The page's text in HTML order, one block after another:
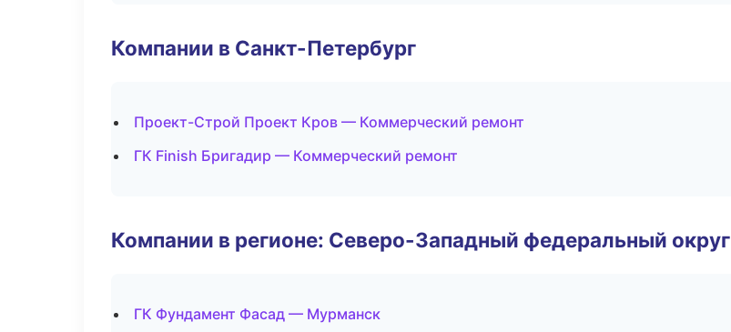
Компании в Санкт-Петербург
Проект-Строй Проект Кров — Коммерческий ремонт
ГК Finish Бригадир — Коммерческий ремонт
Компании в регионе: Северо-Западный федеральный округ
ГК Фундамент Фасад — Мурманск